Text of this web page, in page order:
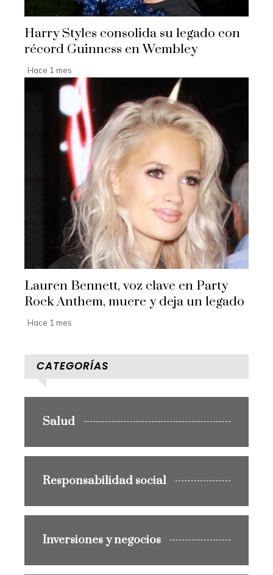
Harry Styles consolida su legado con
récord Guinness en Wembley
Hace 1 mes
Lauren Bennett, voz clave en Party
Rock Anthem, muere y deja un legado
Hace 1 mes
CATEGORÍAS
Salud
Responsabilidad social
Inversiones y negocios